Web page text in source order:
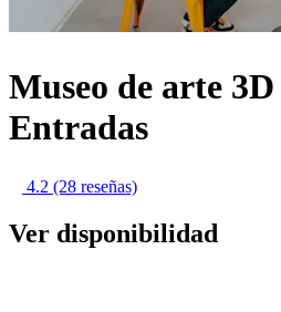
Museo de arte
Entradas
4.2 (28 reseñas)
Ver disponibilidad